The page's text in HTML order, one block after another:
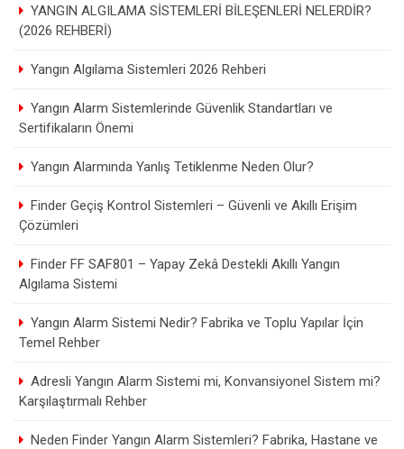
YANGIN ALGILAMA SİSTEMLERİ BİLEŞENLERİ NELERDİR?
(2026 REHBERİ)
Yangın Algılama Sistemleri 2026 Rehberi
Yangın Alarm Sistemlerinde Güvenlik Standartları ve
Sertifikaların Önemi
Yangın Alarmında Yanlış Tetiklenme Neden Olur?
Finder Geçiş Kontrol Sistemleri – Güvenli ve Akıllı Erişim
Çözümleri
Finder FF SAF801 – Yapay Zekâ Destekli Akıllı Yangın
Algılama Sistemi
Yangın Alarm Sistemi Nedir? Fabrika ve Toplu Yapılar İçin
Temel Rehber
Adresli Yangın Alarm Sistemi mi, Konvansiyonel Sistem mi?
Karşılaştırmalı Rehber
Neden Finder Yangın Alarm Sistemleri? Fabrika, Hastane ve